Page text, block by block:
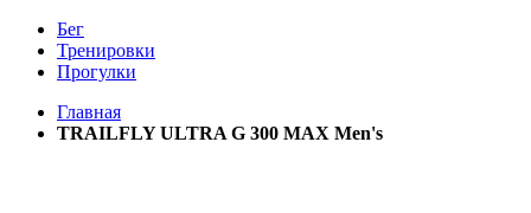
Бег
Тренировки
Прогулки
Главная
TRAILFLY ULTRA G 300 MAX Men's